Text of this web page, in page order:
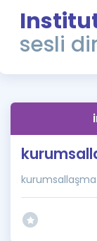
ÖSYM
Blog
İngilizce
sesli
kurumsallaşma